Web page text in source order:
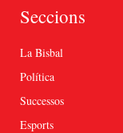
Seccions
La Bisbal
Política
Successos
Esports